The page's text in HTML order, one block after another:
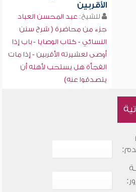
الأقربين
للشيخ: عبد المحسن العباد
جزء من محاضرة ( شرح سنن
النسائي - كتاب الوصايا - باب إذا
أوصى لعشيرته الأقربين - إذا مات
الفجأة هل يستحب لأهله أن
يتصدقوا عنه)